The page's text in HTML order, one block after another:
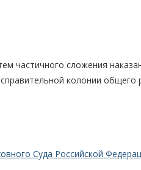
частичного сложения
колонии общего
Суда Российской